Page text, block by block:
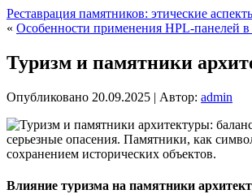
Реставрация памятников: этические
« Особенности применения HPL-панелей в
Туризм и памятники
Опубликовано 20.09.2025 | Автор: admin
серьезные опасения. Памятники, как
сохранением исторических объектов.
Влияние туризма на памятники